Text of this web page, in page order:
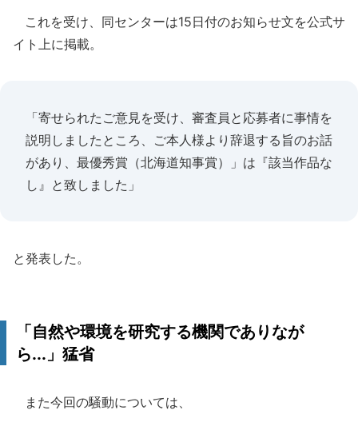
これを受け、同センターは15日付のお知らせ文を公式サ
イト上に掲載。
「寄せられたご意見を受け、審査員と応募者に事情を
説明しましたところ、ご本人様より辞退する旨のお話
があり、最優秀賞（北海道知事賞）」は『該当作品な
し』と致しました」
と発表した。
「自然や環境を研究する機関でありなが
ら...」猛省
また今回の騒動については、